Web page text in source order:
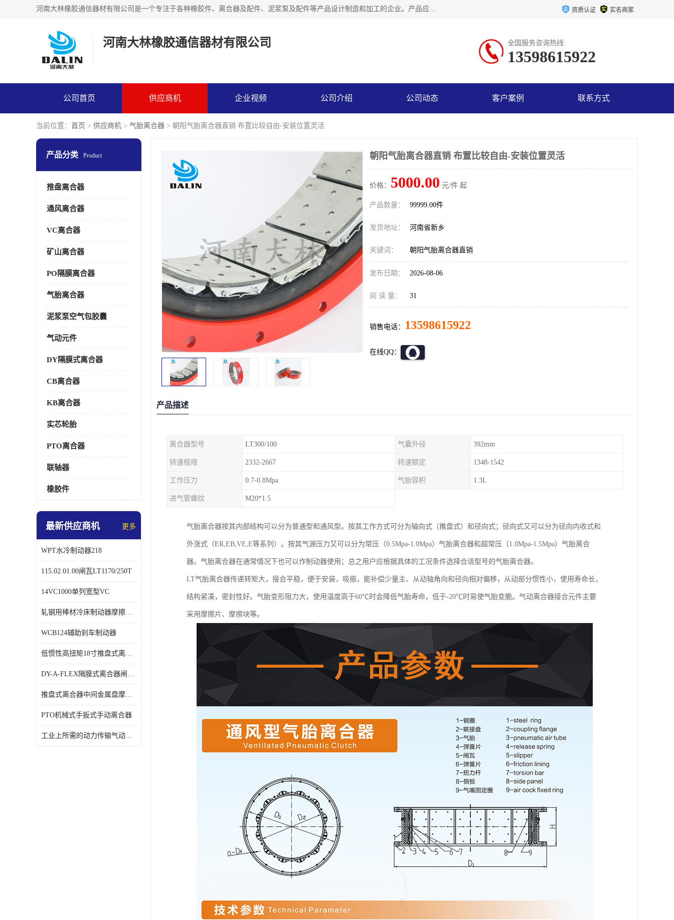
河南大林橡胶通信器材有限公司是一个专注于各种橡胶件、离合器及配件、泥浆泵及配件等产品设计制造和加工的企业。产品应用于矿山、冶金、石油、钢铁、化工、水泥、船舶、造纸、通用机械等各种大功率机械传动或制动装置。 资质认证 实名商家
河南大林橡胶通信器材有限公司 全国服务咨询热线:
13598615922
公司首页 供应商机 企业视频 公司介绍 公司动态 客户案例 联系方式
当前位置： 首页 > 供应商机 > 气胎离合器 > 朝阳气胎离合器直销 布置比较自由-安装位置灵活
产品分类 Product
推盘离合器
通风离合器
VC离合器
矿山离合器
PO隔膜离合器
气胎离合器
泥浆泵空气包胶囊
气动元件
DY隔膜式离合器
CB离合器
KB离合器
实芯轮胎
PTO离合器
联轴器
橡胶件
最新供应商机 更多
WPT水冷制动器218
115.02.01.00闸瓦LT1170/250T
14VC1000单列宽型VC
轧钢用棒材冷床制动器摩擦片218
WCB124辅助刹车制动器
低惯性高扭矩18寸推盘式离合器中心盘齿盘W18-11-101
DY-A-FLEX隔膜式离合器闸瓦总成7015125A
推盘式离合器中间金属盘摩擦盘18寸
PTO机械式手扳式手动离合器
工业上所需的动力传输气动离合器WCB424
朝阳气胎离合器直销 布置比较自由-安装位置灵活
价格： 5000.00 元/件 起
产品数量： 99999.00件
发货地址： 河南省新乡
关键词： 朝阳气胎离合器直销
发布日期： 2026-08-06
阅 读 量： 31
销售电话： 13598615922
在线QQ：
产品描述
离合器型号 LT300/100 气囊外径 392mm
转速极限 2332-2667 转速额定 1348-1542
工作压力 0.7-0.8Mpa 气胎容积 1.3L
进气管螺纹 M20*1.5
气胎离合器按其内部结构可以分为普通型和通风型。按其工作方式可分为轴向式（推盘式）和径向式；径向式又可以分为径向内收式和
外涨式（ER,EB,VE,E等系列）。按其气源压力又可以分为常压（0.5Mpa-1.0Mpa）气胎离合器和超常压（1.0Mpa-1.5Mpa）气胎离合
器。气胎离合器在通常情况下也可以作制动器使用；总之用户应根据具体的工况条件选择合适型号的气胎离合器。
LT气胎离合器传递转矩大，接合平稳，便于安装，吸振，能补偿少量主、从动轴角向和径向相对偏移，从动部分惯性小，使用寿命长，
结构紧凑，密封性好。气胎变形阻力大，使用温度高于60℃时会降低气胎寿命，低于-20℃时易使气胎变脆。气动离合器接合元件主要
采用摩擦片、摩擦块等。